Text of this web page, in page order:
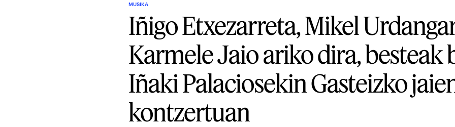
MUSIKA
Iñigo Etxezarreta, Mikel
Karmele Jaio ariko dira, besteak
Iñaki Palaciosekin Gasteizko
kontzertuan